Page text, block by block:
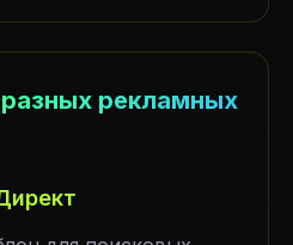
рекламных